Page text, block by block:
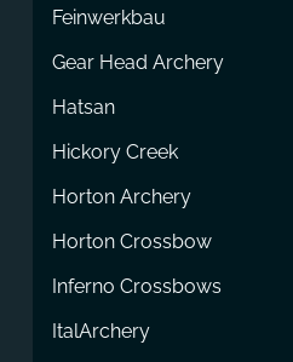
Feinwerkbau
Gear Head Archery
Hatsan
Hickory Creek
Horton Archery
Horton Crossbow
Inferno Crossbows
ItalArchery